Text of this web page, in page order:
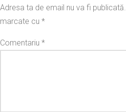
Adresa ta de email nu va fi publicată.
marcate cu *
Comentariu *